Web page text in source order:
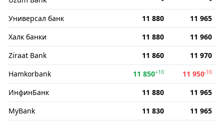
Универсал банк
11 880
11 965
Халк банки
11 880
11 960
Ziraat Bank
11 860
11 970
Hamkorbank
11 850+10 11 950-10
ИнфинБанк 11 880
11 965
MyBank
11 830
11 965